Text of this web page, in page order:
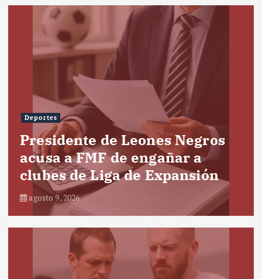
Deportes
Presidente de Leones Negros
acusa a FMF de engañar a
clubes de Liga de Expansión
agosto 9, 2026